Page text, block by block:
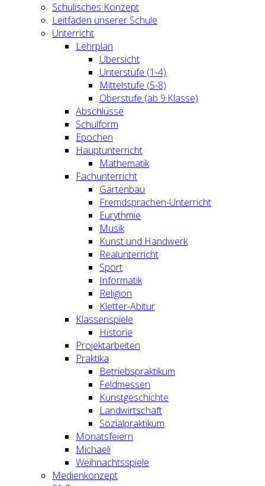
Schulisches Konzept
Leitfäden unserer Schule
Unterricht
Lehrplan
Übersicht
Unterstufe (1-4)
Mittelstufe (5-8)
Oberstufe (ab 9.Klasse)
Abschlüsse
Schulform
Epochen
Hauptunterricht
Mathematik
Fachunterricht
Gartenbau
Fremdsprachen-Unterricht
Eurythmie
Musik
Kunst und Handwerk
Realunterricht
Sport
Informatik
Religion
Kletter-Abitur
Klassenspiele
Historie
Projektarbeiten
Praktika
Betriebspraktikum
Feldmessen
Kunstgeschichte
Landwirtschaft
Sozialpraktikum
Monatsfeiern
Michaeli
Weihnachtsspiele
Medienkonzept